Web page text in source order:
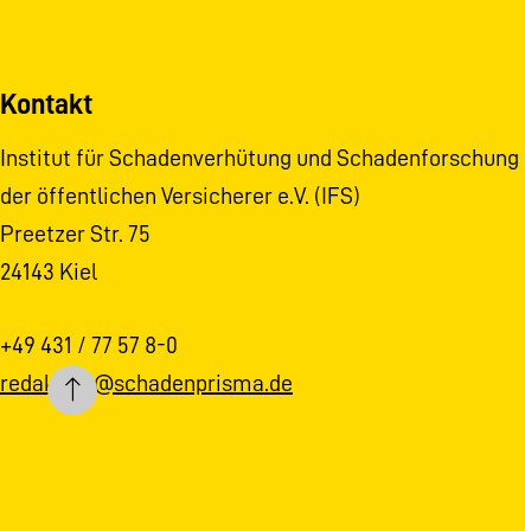
Kontakt
Institut für Schadenverhütung und Schadenforschung
der öffentlichen Versicherer e.V. (IFS)
Preetzer Str. 75
24143 Kiel
+49 431 / 77 57 8-0
redaktion@schadenprisma.de